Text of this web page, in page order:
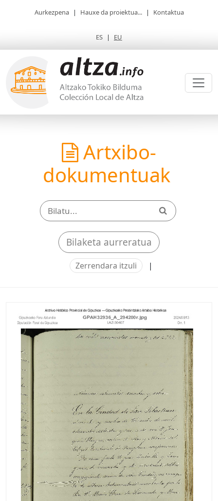
Aurkezpena | Hauxe da proiektua... | Kontaktua
ES | EU
Artxibo-
dokumentuak
Bilaketa aurreratua
Zerrendara itzuli |